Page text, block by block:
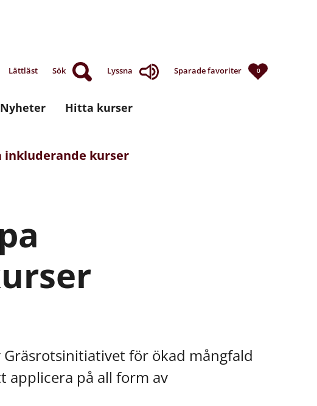
Nyheter Hitta kurser
Lättläst Sök Lyssna Sparade favoriter 0
inkluderande kurser
för ökad mångfald
applicera på all form av